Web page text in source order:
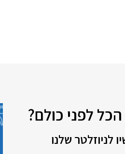
לפני כולם?
לניוזלטר שלנו